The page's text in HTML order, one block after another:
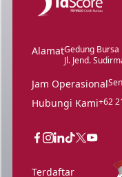
AlamatGedung Bursa
Jl. Jend.
Jam Operasional
Hubungi Kami+62
Terdaftar